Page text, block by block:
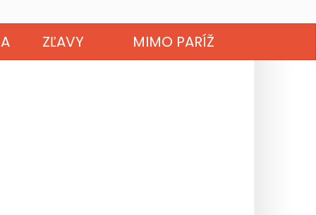
ZĽAVY MIMO PARÍŽ